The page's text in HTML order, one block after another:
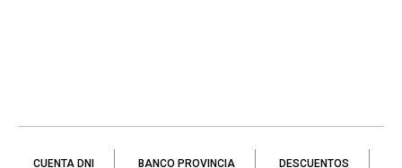
CUENTA DNI BANCO PROVINCIA DESCUENTOS